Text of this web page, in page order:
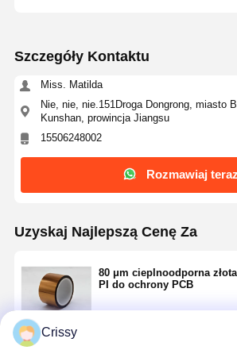
Szczegóły Kontaktu
Miss. Matilda
Nie, nie, nie.151Droga Dongrong, miasto
Kunshan, prowincja Jiangsu
15506248002
Rozmawiaj teraz
Uzyskaj Najlepszą Cenę Za
80 μm cieplnoodporna
PI do ochrony PCB
Crissy